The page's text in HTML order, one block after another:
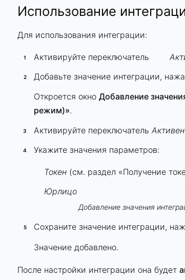
Использование
Для использования интеграции:
Активируйте переключатель
Добавьте значение интеграции,
Откроется окно Добавление
режим)».
Активируйте переключатель Активен
Укажите значения параметров:
Токен (см. раздел «Получение
Юрлицо
Добавление значения
Сохраните значение интеграции,
Значение добавлено.
После настройки интеграции она будет